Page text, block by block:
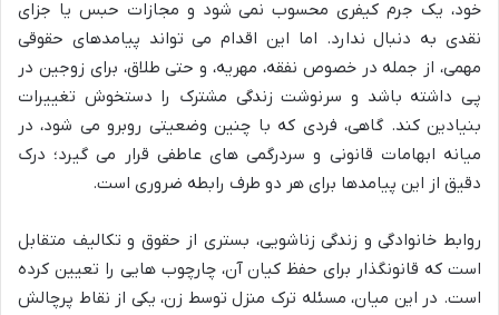
خود، یک جرم کیفری محسوب نمی شود و مجازات حبس یا جزای
نقدی به دنبال ندارد. اما این اقدام می تواند پیامدهای حقوقی
مهمی، از جمله در خصوص نفقه، مهریه، و حتی طلاق، برای زوجین در
پی داشته باشد و سرنوشت زندگی مشترک را دستخوش تغییرات
بنیادین کند. گاهی، فردی که با چنین وضعیتی روبرو می شود، در
میانه ابهامات قانونی و سردرگمی های عاطفی قرار می گیرد؛ درک
دقیق از این پیامدها برای هر دو طرف رابطه ضروری است.
روابط خانوادگی و زندگی زناشویی، بستری از حقوق و تکالیف متقابل
است که قانونگذار برای حفظ کیان آن، چارچوب هایی را تعیین کرده
است. در این میان، مسئله ترک منزل توسط زن، یکی از نقاط پرچالش